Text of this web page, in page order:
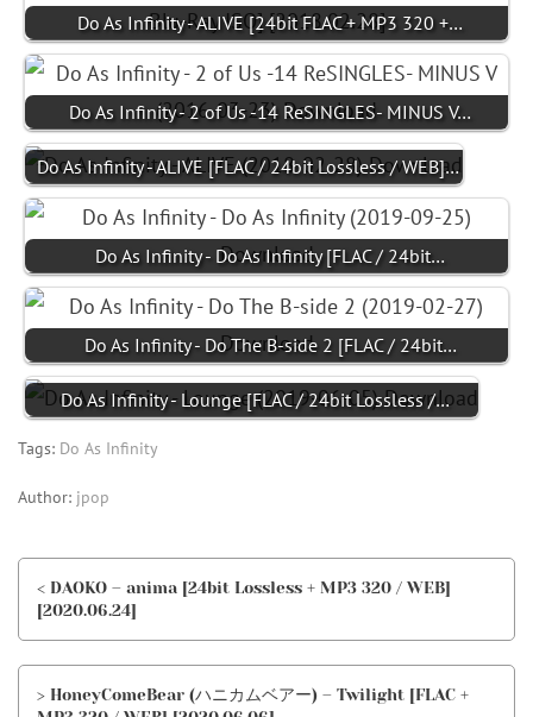
Do As Infinity - ALIVE [24bit FLAC + MP3 320 +…
Do As Infinity - 2 of Us -14 ReSINGLES- MINUS V…
Do As Infinity - ALIVE [FLAC / 24bit Lossless / WEB]…
Do As Infinity - Do As Infinity [FLAC / 24bit…
Do As Infinity - Do The B-side 2 [FLAC / 24bit…
Do As Infinity - Lounge [FLAC / 24bit Lossless /…
Tags: Do As Infinity
Author: jpop
< DAOKO – anima [24bit Lossless + MP3 320 / WEB]
[2020.06.24]
> HoneyComeBear (ハニカムベアー) – Twilight [FLAC +